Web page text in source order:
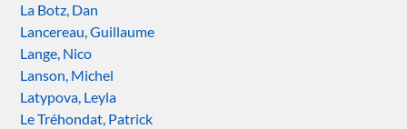
La Botz, Dan
Lancereau, Guillaume
Lange, Nico
Lanson, Michel
Latypova, Leyla
Le Tréhondat, Patrick